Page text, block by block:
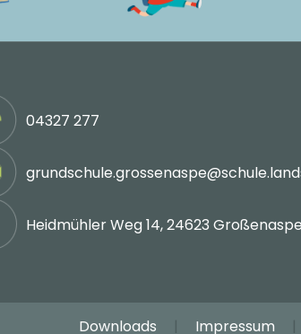
04327 277
Heidmühler Weg 14, 24623 Großenaspe
Downloads | Impressum |